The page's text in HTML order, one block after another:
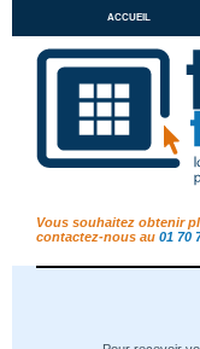
accueil
Vous souhaitez obtenir
contactez-nous au 01 70